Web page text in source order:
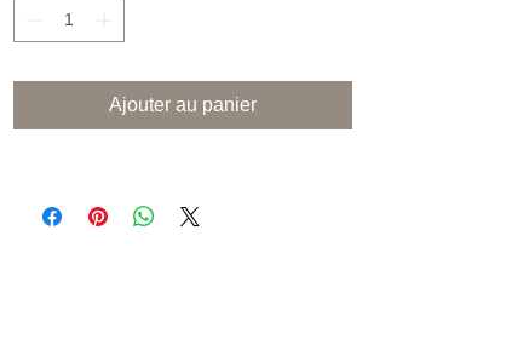
tendresse, la douceur. Paix intérieure,
calme en soi, sérénité.
Ajouter au panier